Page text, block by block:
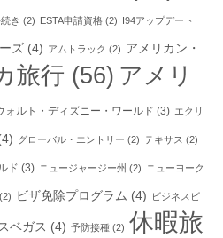
き (2) ESTA申請資格 (2) I94アップデート
ズ (4) アムトラック (2) アメリカン・
旅行 (56) アメリ
ォルト・ディズニー・ワールド (3) エクリ
グローバル・エントリー (2) テキサス (2)
ド (3) ニュージャージー州 (2) ニューヨーク
(2) ビザ免除プログラム (4) ビジネスビ
ベガス (4) 予防接種 (2) 休暇旅